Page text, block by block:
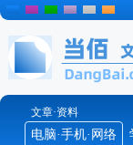
文章·资料
电脑·手机·网络